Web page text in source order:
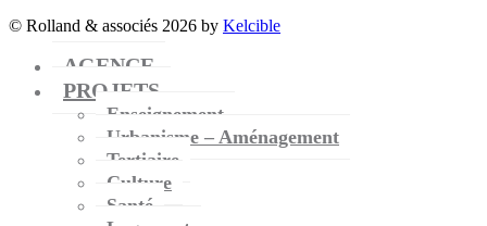
© Rolland & associés 2026 by Kelcible
AGENCE
PROJETS
Enseignement
Urbanisme – Aménagement
Tertiaire
Culture
Santé